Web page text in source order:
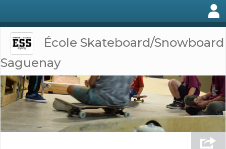
École Skateboard/Snowboard
Saguenay